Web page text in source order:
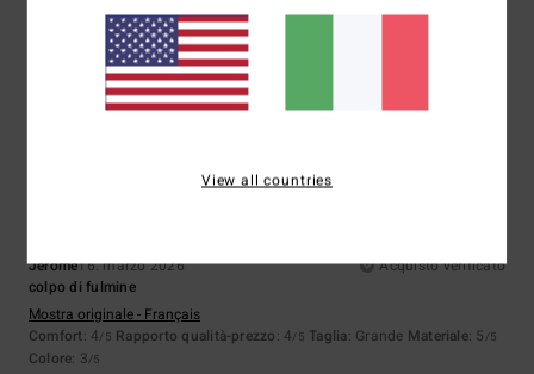
Jerome16. marzo 2026
Acquisto verificato
colpo di fulmine
Mostra originale - Français
Comfort: 4/5 Rapporto qualità-prezzo: 4/5 Taglia: Grande Materiale: 5 /5
Colore: 3/5
View all countries